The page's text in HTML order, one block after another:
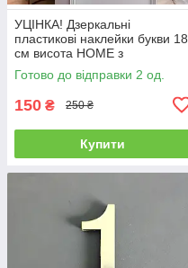
УЦІНКА! Дзеркальні
пластикові наклейки букви 18
см висота HOME з
метеликом
Готово до відправки 2 од.
150 ₴ 250 ₴
Купити